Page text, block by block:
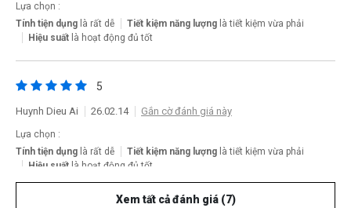
Lựa chọn :
Tính tiện dụng là rất dễ Tiết kiệm năng lượng là tiết kiệm vừa phải
Hiệu suất là hoạt động đủ tốt
5
Huynh Dieu Ai 26.02.14 Gắn cờ đánh giá này
Lựa chọn :
Tính tiện dụng là rất dễ Tiết kiệm năng lượng là tiết kiệm vừa phải
Hiệu suất là hoạt động đủ tốt
Xem tất cả đánh giá (7)